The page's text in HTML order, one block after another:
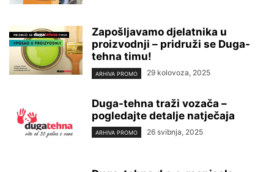
Zapošljavamo djelatnika u
proizvodnji – pridruži se Duga-
tehna timu!
ARHIVA PROMO 29 kolovoza, 2025
Duga-tehna traži vozača –
pogledajte detalje natječaja
ARHIVA PROMO 26 svibnja, 2025